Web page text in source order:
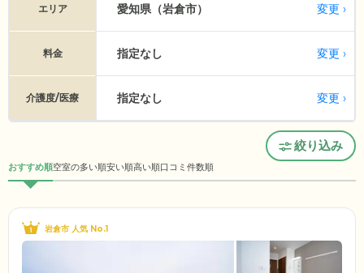
エリア 愛知県（岩倉市） 変更
料金 指定なし 変更
介護度/医療 指定なし 変更
絞り込み
おすすめ順空室の多い順安い順高い順口コミ件数順
岩倉市 人気 No.1